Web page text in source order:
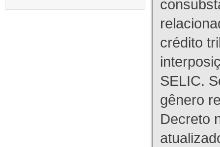
crédito
SELIC.
gênero
Decreto